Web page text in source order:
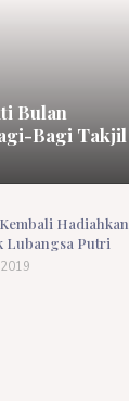
Bulan
Bagi Takjil
Hadiahkan
Lubangsa Putri